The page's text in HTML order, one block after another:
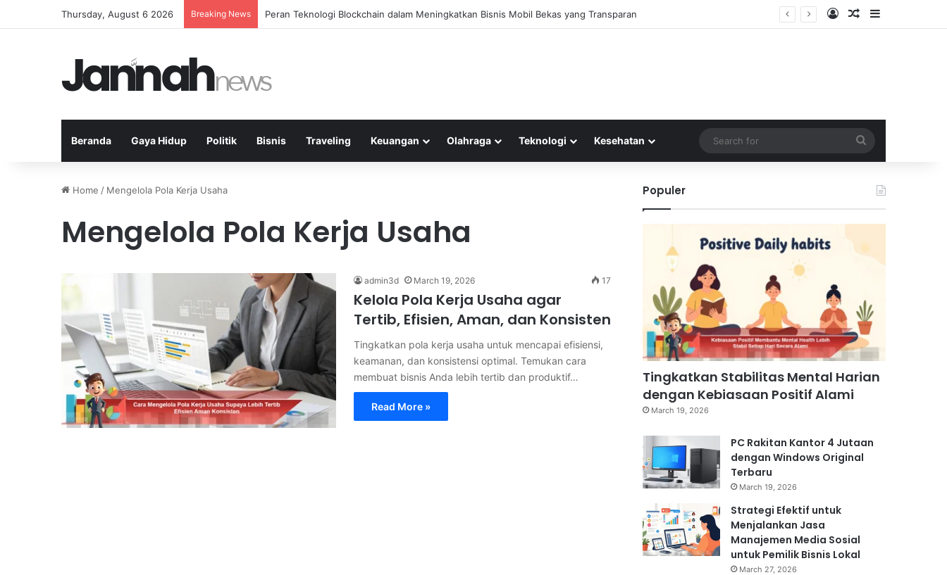
Thursday, August 6 2026 Breaking News Peran Teknologi Blockchain dalam Meningkatkan Bisnis Mobil Bekas yang Transparan Log InRandom Article
Sidebar
Beranda Gaya Hidup Politik Bisnis Traveling Keuangan Olahraga Teknologi Kesehatan
for
Home / Mengelola Pola Kerja Usaha
Mengelola Pola Kerja Usaha
admin3d March 19, 2026 17
Kelola Pola Kerja Usaha agar
Tertib, Efisien, Aman, dan Konsisten
Tingkatkan pola kerja usaha untuk mencapai efisiensi,
keamanan, dan konsistensi optimal. Temukan cara
membuat bisnis Anda lebih tertib dan produktif…
Read More »
Populer
Tingkatkan Stabilitas Mental Harian
dengan Kebiasaan Positif Alami
March 19, 2026
PC Rakitan Kantor 4 Jutaan
dengan Windows Original
Terbaru
March 19, 2026
Strategi Efektif untuk
Menjalankan Jasa
Manajemen Media Sosial
untuk Pemilik Bisnis Lokal
March 27, 2026